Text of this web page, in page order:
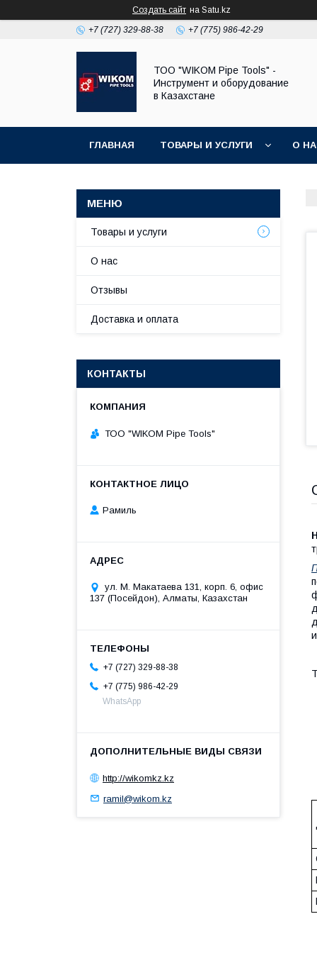
Создать сайт на Satu.kz
+7 (727) 329-88-38 +7 (775) 986-42-29
ТОО "WIKOM Pipe Tools" -
Инструмент и оборудование
в Казахстане
ГЛАВНАЯ ТОВАРЫ И УСЛУГИ О
Товары и услуги
О нас
Отзывы
Доставка и оплата
КОНТАКТЫ
ТОО "WIKOM Pipe Tools"
Рамиль
ул. М. Макатаева 131, корп. 6, офис
137 (Посейдон), Алматы, Казахстан
+7 (727) 329-88-38
+7 (775) 986-42-29
WhatsApp
http://wikomkz.kz
ramil@wikom.kz